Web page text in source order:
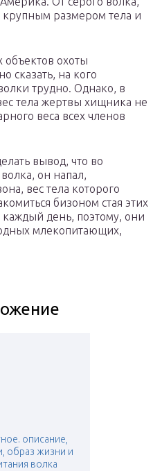
крупным размером тела и
охоты
сказать, на кого
трудно. Однако, в
тела жертвы хищника не
веса всех членов
вывод, что во
он напал,
вес тела которого
бизоном стая этих
день, поэтому, они
млекопитающих,
описание,
образ жизни и
волка